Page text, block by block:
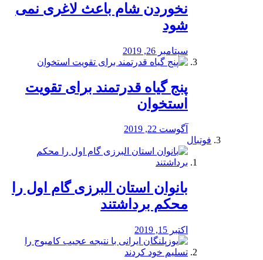
نخوردن شام باعث لاغری نمی
‌شود
سپتامبر 26, 2019
پنج گیاه قدرتمند برای تقویت
استخوان
آگوست 22, 2019
فوتبال
بانوان استان البرزی گام اول را
محكم برداشتند
اکتبر 15, 2019